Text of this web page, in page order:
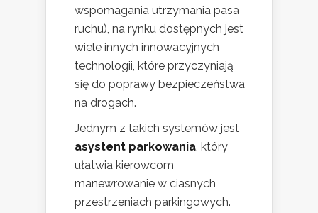
wspomagania utrzymania pasa
ruchu), na rynku dostępnych jest
wiele innych innowacyjnych
technologii, które przyczyniają
się do poprawy bezpieczeństwa
na drogach.
Jednym z takich systemów jest
asystent parkowania, który
ułatwia kierowcom
manewrowanie w ciasnych
przestrzeniach parkingowych.